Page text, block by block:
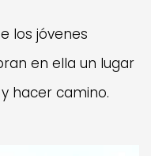
los jóvenes
en ella un lugar
hacer camino.